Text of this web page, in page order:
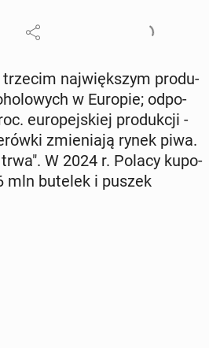
trzecim naj­więk­szym pro­du­
w Europie; od­po­
eu­ro­pej­skiej pro­duk­cji -
zmie­nia­ją rynek piwa.
W 2024 r. Polacy ku­po­
mln butelek i puszek